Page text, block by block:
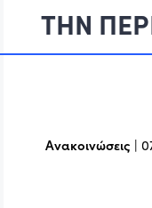
ΤΗΝ
Ανακοινώσεις |